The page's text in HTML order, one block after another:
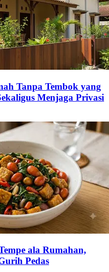
Tanpa Tembok yang
Menjaga Privasi
ala Rumahan,
Pedas